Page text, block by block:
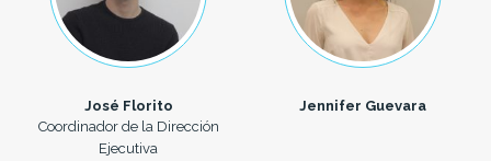
José Florito
Coordinador de la Dirección
Ejecutiva
Jennifer Guevara